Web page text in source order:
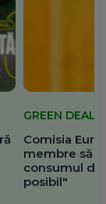
GREEN DEAL
Comisia
membre să
consumul de
posibil"